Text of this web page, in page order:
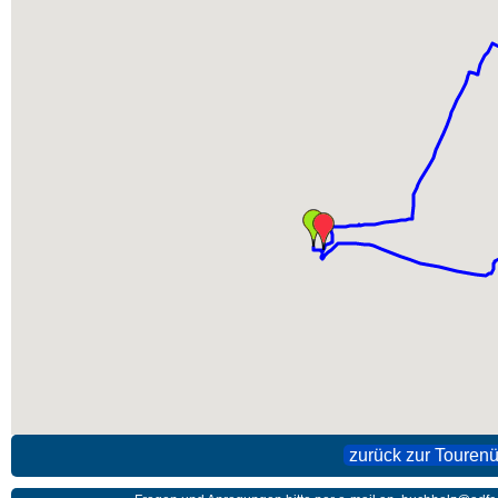
zurück zur